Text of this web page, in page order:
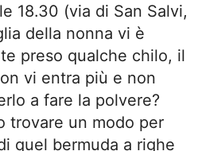
18.30 (via di San Salvi,
della nonna vi è
preso qualche chilo, il
vi entra più e non
a fare la polvere?
trovare un modo per
quel bermuda a righe